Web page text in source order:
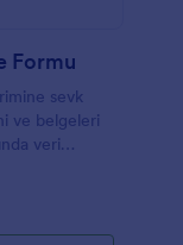
Formu
sevk
ve belgeleri
veri